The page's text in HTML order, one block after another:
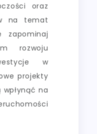
oraz
na temat
zapominaj
rozwoju
w
projekty
na